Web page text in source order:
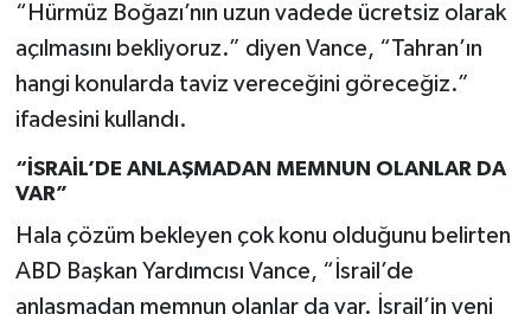
“Hürmüz Boğazı’nın uzun vadede ücretsiz olarak
açılmasını bekliyoruz.” diyen Vance, “Tahran’ın
hangi konularda taviz vereceğini göreceğiz.”
ifadesini kullandı.
“İSRAİL’DE ANLAŞMADAN MEMNUN OLANLAR DA
VAR”
Hala çözüm bekleyen çok konu olduğunu belirten
ABD Başkan Yardımcısı Vance, “İsrail’de
anlaşmadan memnun olanlar da var. İsrail’in yeni